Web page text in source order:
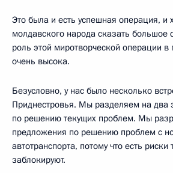
Это была и есть успешная операция, и
молдавского народа сказать большое
роль этой миротворческой операции
очень высока.
Безусловно, у нас было несколько
Приднестровья. Мы разделяем на два
по решению текущих проблем. Мы
предложения по решению проблем с
автотранспорта, потому что есть риски
заблокируют.